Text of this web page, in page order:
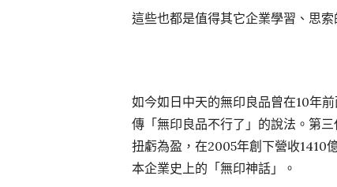
這些也都是值得其它企業學習、思索
如今如日中天的無印良品曾在10年
傳「無印良品不行了」的說法。第
扭虧為盈，在2005年創下營收1410
本企業史上的「無印神話」。